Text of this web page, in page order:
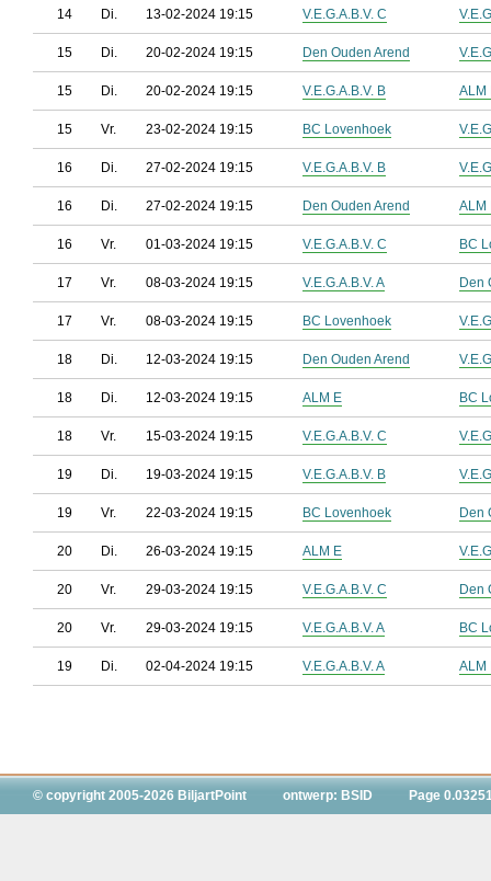
14 Di. 13-02-2024 19:15 V.E.G.A.B.V. C
15 Di. 20-02-2024 19:15 Den Ouden Arend
15 Di. 20-02-2024 19:15 V.E.G.A.B.V. B ALM
15 Vr. 23-02-2024 19:15 BC Lovenhoek
16 Di. 27-02-2024 19:15 V.E.G.A.B.V. B
16 Di. 27-02-2024 19:15 Den Ouden Arend ALM
16 Vr. 01-03-2024 19:15 V.E.G.A.B.V. C BC
17 Vr. 08-03-2024 19:15 V.E.G.A.B.V. A Den
17 Vr. 08-03-2024 19:15 BC Lovenhoek
18 Di. 12-03-2024 19:15 Den Ouden Arend
18 Di. 12-03-2024 19:15 ALM E BC
18 Vr. 15-03-2024 19:15 V.E.G.A.B.V. C
19 Di. 19-03-2024 19:15 V.E.G.A.B.V. B
19 Vr. 22-03-2024 19:15 BC Lovenhoek Den
20 Di. 26-03-2024 19:15 ALM E
20 Vr. 29-03-2024 19:15 V.E.G.A.B.V. C Den
20 Vr. 29-03-2024 19:15 V.E.G.A.B.V. A BC
19 Di. 02-04-2024 19:15 V.E.G.A.B.V. A ALM
© copyright 2005-2026 BiljartPoint ontwerp: BSID Page